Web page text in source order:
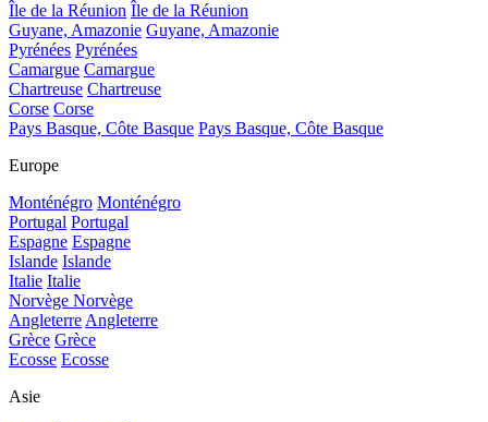
Île de la Réunion Île de la Réunion
Guyane, Amazonie Guyane, Amazonie
Pyrénées Pyrénées
Camargue Camargue
Chartreuse Chartreuse
Corse Corse
Pays Basque, Côte Basque Pays Basque, Côte Basque
Europe
Monténégro Monténégro
Portugal Portugal
Espagne Espagne
Islande Islande
Italie Italie
Norvège Norvège
Angleterre Angleterre
Grèce Grèce
Ecosse Ecosse
Asie